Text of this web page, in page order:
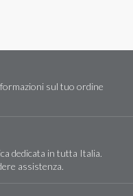
sul tuo ordine
dedicata in tutta Italia.
assistenza.